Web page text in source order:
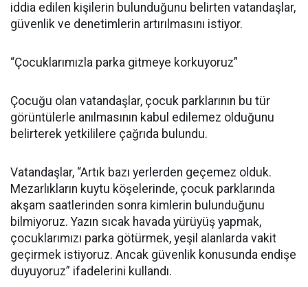
iddia edilen kişilerin bulunduğunu belirten vatandaşlar,
güvenlik ve denetimlerin artırılmasını istiyor.
“Çocuklarımızla parka gitmeye korkuyoruz”
Çocuğu olan vatandaşlar, çocuk parklarının bu tür
görüntülerle anılmasının kabul edilemez olduğunu
belirterek yetkililere çağrıda bulundu.
Vatandaşlar, “Artık bazı yerlerden geçemez olduk.
Mezarlıkların kuytu köşelerinde, çocuk parklarında
akşam saatlerinden sonra kimlerin bulunduğunu
bilmiyoruz. Yazın sıcak havada yürüyüş yapmak,
çocuklarımızı parka götürmek, yeşil alanlarda vakit
geçirmek istiyoruz. Ancak güvenlik konusunda endişe
duyuyoruz” ifadelerini kullandı.